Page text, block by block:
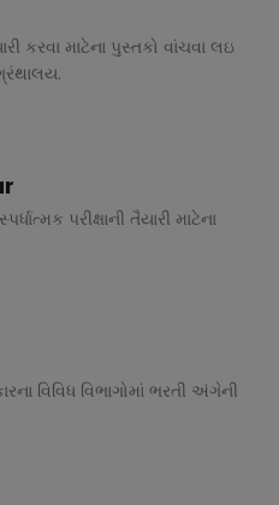
કરવા માટેના પુસ્તકો વાંચવા લઇ
પરીક્ષાની તૈયારી માટેના
વિવિધ વિભાગોમાં ભરતી અંગેની